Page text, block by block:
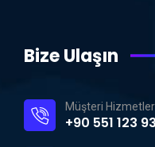
Bize Ulaşın
Müşteri
+90 551 123